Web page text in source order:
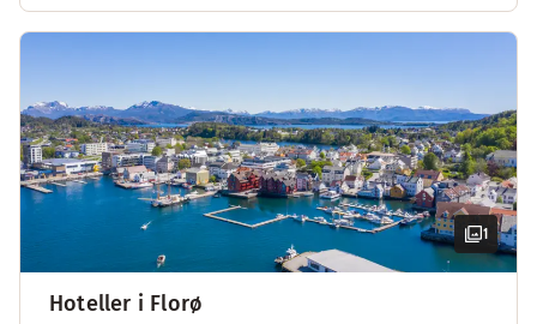
1
Hoteller i Florø